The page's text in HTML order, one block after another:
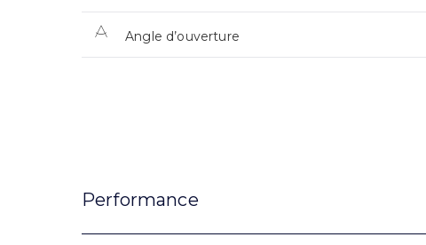
Angle d’ouverture
Performance